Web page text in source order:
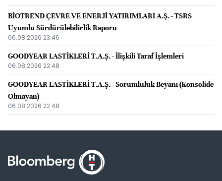
BİOTREND ÇEVRE VE ENERJİ YATIRIMLARI A.Ş. - TSRS
Uyumlu Sürdürülebilirlik Raporu
06.08.2026 23:46
GOODYEAR LASTİKLERİ T.A.Ş. - İlişkili Taraf İşlemleri
06.08.2026 22:48
GOODYEAR LASTİKLERİ T.A.Ş. - Sorumluluk Beyanı (Konsolide
Olmayan)
06.08.2026 22:48